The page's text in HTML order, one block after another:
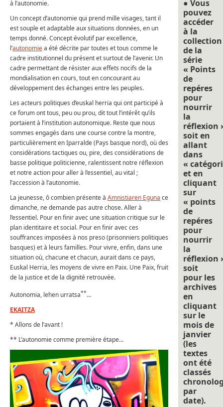
à l’autonomie.
Un concept d’autonomie qui prend mille visages, tant il
est souple et adaptable aux situations données, en un
temps donné. Concept évolutif par excellence,
l’autonomiea été décrite par toutes et tous comme le
cadre institutionnel du présent et surtout de l’avenir. Un
cadre permettant de résister aux effets nocifs de la
mondialisation en cours, tout en concourant au
développement des échanges entre les peuples.
Les acteurs politiques d’euskal herria qui ont participé à
ce forum ont tous, peu ou prou, dit tout l’intérêt qu’ils
portaient à l’institution autonomique. Reste que nous
sommes engagés dans une course contre la montre,
particulièrement en Iparralde (Pays basque nord), où des
considérations tactiques ou, pire, des considérations de
basse politique politicienne, ralentissent notre réflexion
et notre action pour aller à l’essentiel, au vital ;
l’accession à l’autonomie.
La jeunesse, ô combien présente à Amnistiaren Eguna ce
dimanche, ne demande pas autre chose. Aller à
l’essentiel. Pour en finir avec une situation critique sur le
plan identitaire et social. Pour en finir avec ces
souffrances imposées à nos preso (prisonniers politiques
basques) et à leurs familles. Pour vivre, enfin, dans une
situation où, chacune et chacun, aurait dans ce pays,
Euskal Herria, les moyens de vivre en Paix. Une Paix, fruit
de la justice et de la dignité retrouvée.
Autonomia, lehen urratsa**…
EKAITZA
* Allons de l’avant !
** L’autonomie comme première étape…
● Vous
pouvez
accéder
à la
collection
de la
série
« Points
de
repéres
pour
nourrir
la
réflexion
soit en
allant
dans
«
et en
cliquant
sur
« points
de
repéres
pour
nourrir
la
réflexion
soit
pour les
archives
en
cliquant
sur le
mois de
janvier
(les
textes
ont été
classés
par
date).